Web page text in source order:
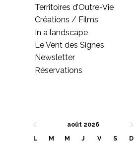
Territoires d’Outre-Vie
Créations / Films
In a landscape
Le Vent des Signes
Newsletter
Réservations
août 2026
L
M M J V S
D